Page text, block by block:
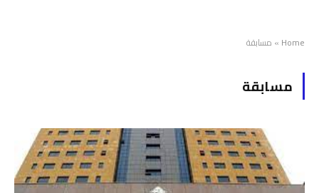
Home
» مسابقة
مسابقة